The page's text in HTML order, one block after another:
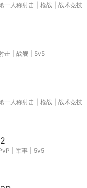
一人称射击 枪战
战术竞技
击 战舰
5v5
一人称射击 枪战
战术竞技
军事
5v5